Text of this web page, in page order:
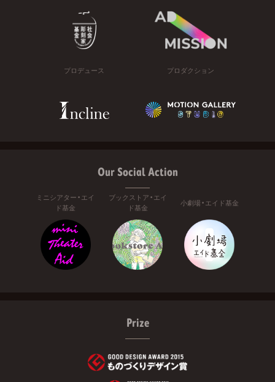
プロデュース プロダクション
Our Social Action
ミニシアター・エイ
ド基金
ブックストア・エイ
ド基金
小劇場・エイド基金
Prize